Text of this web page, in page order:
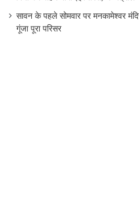
सावन के पहले सोमवार पर मनकामेश्वर
गूंजा पूरा परिसर